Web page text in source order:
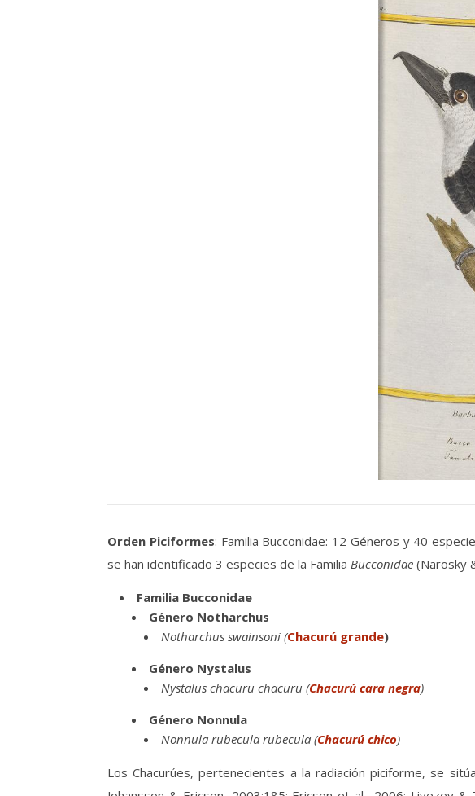
Orden Piciformes: Familia Bucconidae: 12 Géneros y 40
se han identificado 3 especies de la Familia Bucconidae (Narosky
Familia Bucconidae
Género Notharchus
Notharchus swainsoni (Chacurú grande)
Género Nystalus
Nystalus chacuru chacuru (Chacurú cara negra)
Género Nonnula
Nonnula rubecula rubecula (Chacurú chico)
Los Chacurúes, pertenecientes a la radiación piciforme, se